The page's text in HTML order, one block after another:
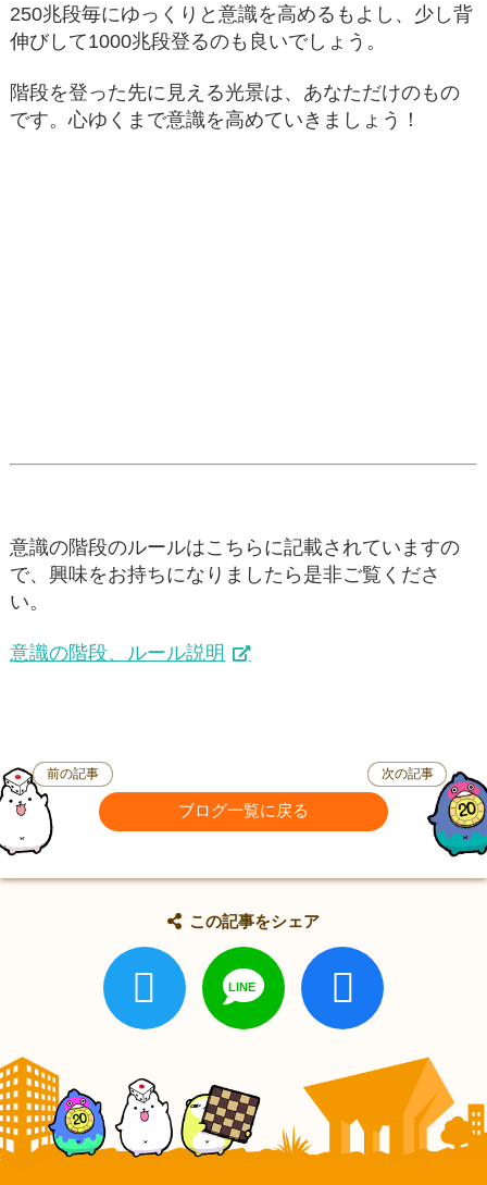
250兆段毎にゆっくりと意識を高めるもよし、少し背
伸びして1000兆段登るのも良いでしょう。
階段を登った先に見える光景は、あなただけのもの
です。心ゆくまで意識を高めていきましょう！
意識の階段のルールはこちらに記載されていますの
で、興味をお持ちになりましたら是非ご覧くださ
い。
意識の階段、ルール説明
前の記事
ブログ一覧に戻る
次の記事
この記事をシェア